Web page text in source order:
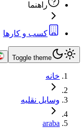
راهنما
کسب و کارها
Toggle theme
خانه
وسایل نقلیه
araba